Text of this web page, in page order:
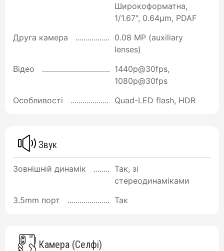
Широкоформатна,
1/1.67", 0.64µm, PDAF
Друга камера
0.08 MP (auxiliary
lenses)
Відео
1440p@30fps,
1080p@30fps
Особливості
Quad-LED flash, HDR
Звук
Зовнішній динамік
Так, зі
стереодинаміками
3.5mm порт
Так
Камера (Селфі)